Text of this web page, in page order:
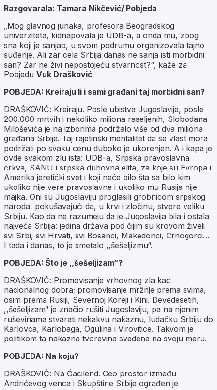
Razgovarala: Tamara Nikčević/ Pobjeda
„Mog glavnog junaka, profesora Beogradskog
univerziteta, kidnapovala je UDB-a, a onda mu, zbog
sna koji je sanjao, u svom podrumu organizovala tajno
suđenje. Ali zar cela Srbija danas ne sanja isti morbidni
san? Zar ne živi nepostojeću stvarnost?“, kaže za
Pobjedu Vuk Drašković.
POBJEDA: Kreiraju li i sami građani taj morbidni san?
DRAŠKOVIĆ: Kreiraju. Posle ubistva Jugoslavije, posle
200.000 mrtvih i nekoliko miliona raseljenih, Slobodana
Miloševića je na izborima podržalo više od dva miliona
građana Srbije. Taj rajetinski mentalitet da se vlast mora
podržati po svaku cenu duboko je ukorenjen. A i kapa je
ovde svakom zlu ista: UDB-a, Srpska pravoslavna
crkva, SANU i srpska duhovna elita, za koje su Evropa i
Amerika jeretički svet i koji neće bilo šta sa bilo kim
ukoliko nije vere pravoslavne i ukoliko mu Rusija nije
majka. Oni su Jugoslaviju proglasili grobnicom srpskog
naroda, pokušavajući da, u krvi i zločinu, stvore veliku
Srbiju. Kao da ne razumeju da je Jugoslavija bila i ostala
najveća Srbija: jedina država pod čijim su krovom živeli
svi Srbi, svi Hrvati, svi Bosanci, Makedonci, Crnogorci…
I tada i danas, to je smetalo ,,šešeljizmu“.
POBJEDA: Što je ,,šešeljizam“?
DRAŠKOVIĆ: Promovisanje vrhovnog zla kao
nacionalnog dobra; promovisanje mržnje prema svima,
osim prema Rusiji, Severnoj Koreji i Kini. Devedesetih,
,,šešeljizam“ je značio rušiti Jugoslaviju, pa na njenim
ruševinama stvarati nekakvu nakaznu, ludačku Srbiju do
Karlovca, Karlobaga, Ogulina i Virovitice. Takvom je
politikom ta nakazna tvorevina svedena na svoju meru.
POBJEDA: Na koju?
DRAŠKOVIĆ: Na Ćacilend. Ceo prostor između
Andrićevog venca i Skupštine Srbije ograđen je